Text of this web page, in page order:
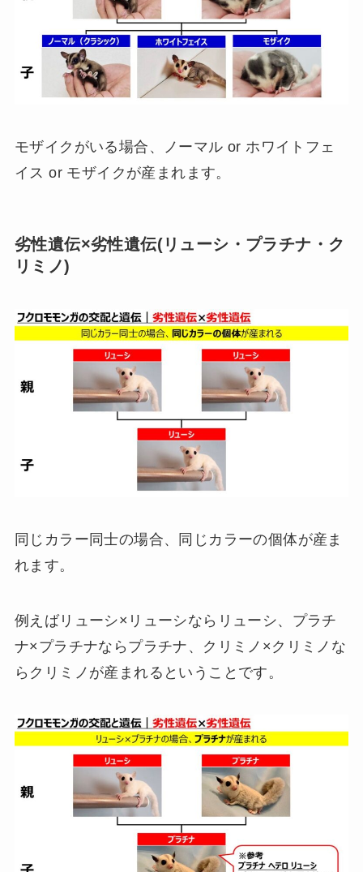
モザイクがいる場合、ノーマル or ホワイトフェ
イス or モザイクが産まれます。
劣性遺伝×劣性遺伝(リューシ・プラチナ・ク
リミノ)
同じカラー同士の場合、同じカラーの個体が産ま
れます。
例えばリューシ×リューシならリューシ、プラチ
ナ×プラチナならプラチナ、クリミノ×クリミノな
らクリミノが産まれるということです。